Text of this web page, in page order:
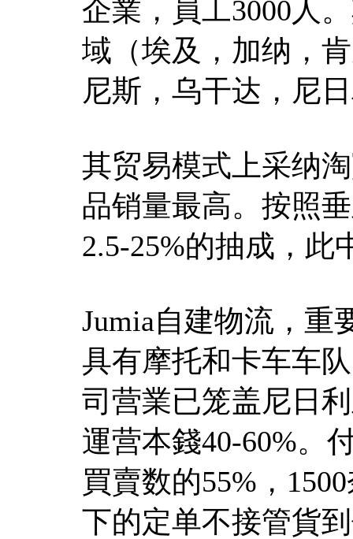
企業，員工3000人
域（埃及，加纳，
尼斯，乌干达，尼
其贸易模式上采纳
品销量最高。按照
2.5-25%的抽成，此
Jumia自建物流，重
具有摩托和卡车车
司营業已笼盖尼日
運营本錢40-60%。
買賣数的55%，
下的定单不接管貨